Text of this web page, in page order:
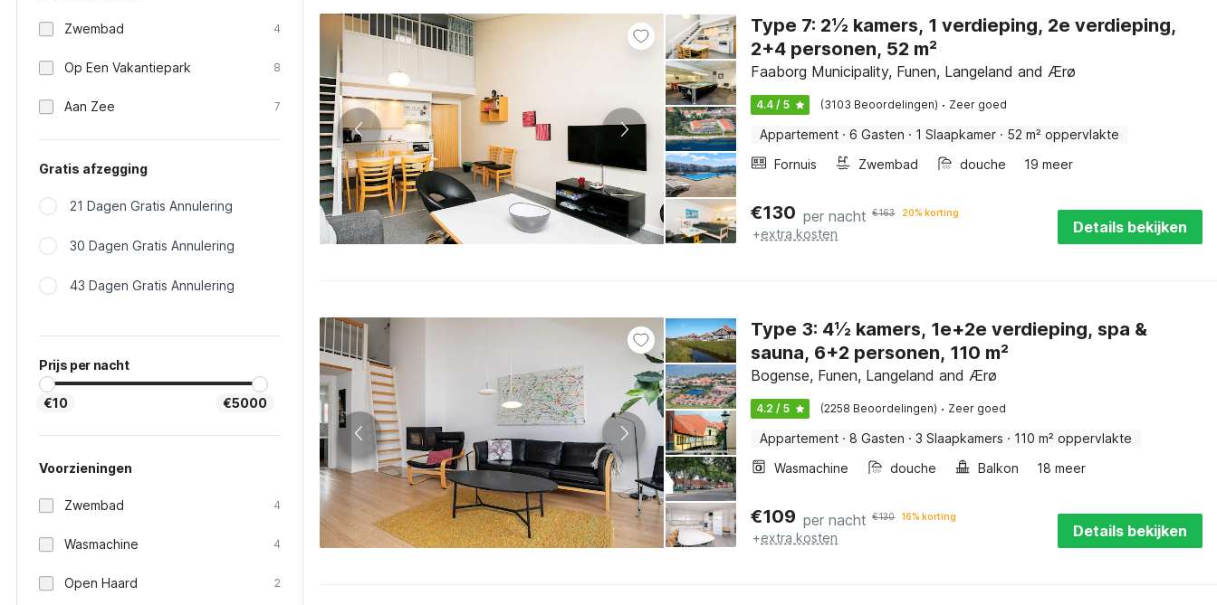
Zwembad 4
Op Een Vakantiepark 8
Aan Zee 7
Gratis afzegging
21 Dagen Gratis Annulering
30 Dagen Gratis Annulering
43 Dagen Gratis Annulering
Prijs per nacht
€10 €5000
Voorzieningen
Zwembad 4
Wasmachine 4
Open Haard 2
Type 7: 2½ kamers, 1 verdieping, 2e verdieping,
2+4 personen, 52 m²
Faaborg Municipality, Funen, Langeland and Ærø
4.4 / 5 (3103 Beoordelingen) · Zeer goed
Appartement · 6 Gasten · 1 Slaapkamer · 52 m² oppervlakte
Fornuis
Zwembad douche 19 meer
€130 per nacht €163 20% korting
+extra kosten Details bekijken
Type 3: 4½ kamers, 1e+2e verdieping, spa &
sauna, 6+2 personen, 110 m²
Bogense, Funen, Langeland and Ærø
4.2 / 5 (2258 Beoordelingen) · Zeer goed
Appartement · 8 Gasten · 3 Slaapkamers · 110 m² oppervlakte
Wasmachine
douche Balkon 18 meer
€109 per nacht €130 16% korting
+extra kosten Details bekijken